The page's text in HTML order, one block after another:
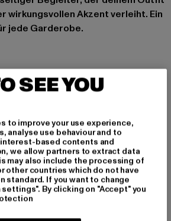
wirkungsvollen Akzent verleiht. Ein
jede Garderobe.
gold
Material
GmbH |service-de@buffalo-
Köln | DE
SEE YOU
to improve your use experience,
analyse use behaviour and to
based contents and
we allow partners to extract data
may also include the processing of
other countries which do not have
standard. If you want to change
By clicking on "Accept" you